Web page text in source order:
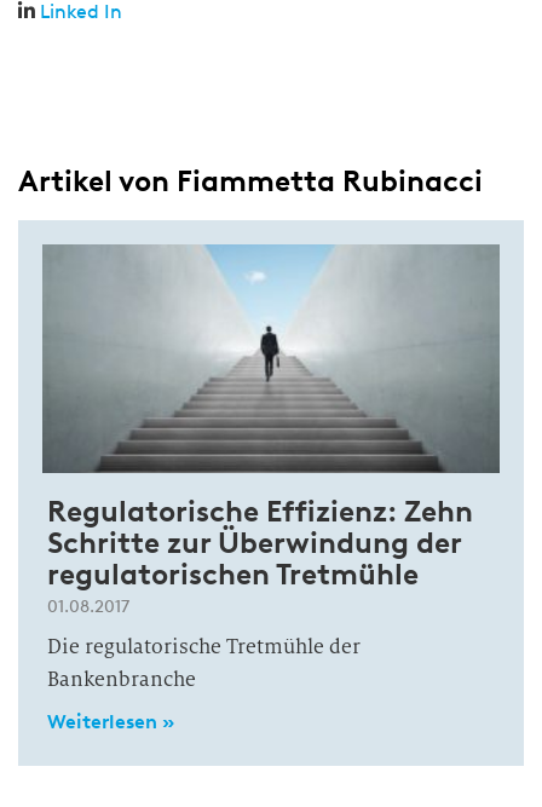
Linked In
Artikel von Fiammetta Rubinacci
Regulatorische Effizienz: Zehn
Schritte zur Überwindung der
regulatorischen Tretmühle
01.08.2017
Die regulatorische Tretmühle der
Bankenbranche
Weiterlesen »